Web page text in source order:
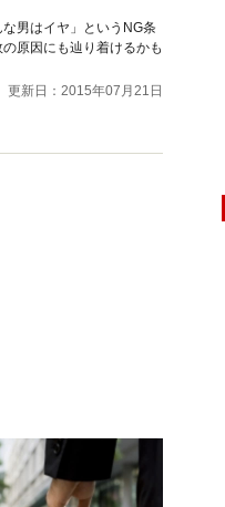
男はイヤ」というNG条
原因にも辿り着けるかも
更新日：2015年07月21日